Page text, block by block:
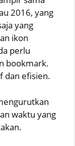
2016, yang
yang
ikon
perlu
bookmark.
dan efisien.
waktu yang